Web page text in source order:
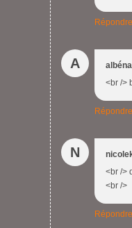
Répondre
A
albéna
<br />
Répondre
N
<br />
<br />
Répondre